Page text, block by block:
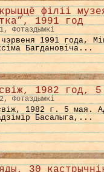
філіі
1991 год
Фотаздымкі
1991 года,
Багдановіча...
1982 год, 5
Фотаздымкі
1982 г. 5 мая.
Басалыга,...
30